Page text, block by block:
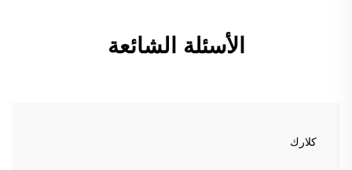
الأسئلة الشائعة
كلارك